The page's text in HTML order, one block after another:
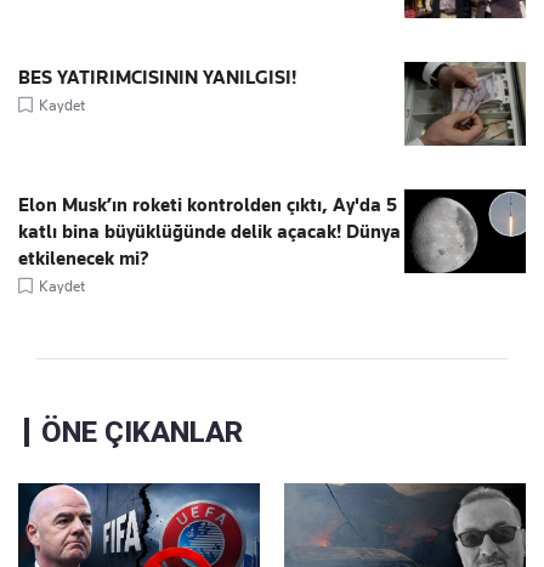
BES YATIRIMCISININ YANILGISI!
Kaydet
Elon Musk’ın roketi kontrolden çıktı, Ay'da 5
katlı bina büyüklüğünde delik açacak! Dünya
etkilenecek mi?
Kaydet
ÖNE ÇIKANLAR